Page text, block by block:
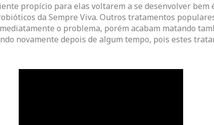
propício para elas voltarem a se desenvolver bem
da Sempre Viva. Outros tratamentos
o problema, porém acabam matando
novamente depois de algum tempo, pois estes